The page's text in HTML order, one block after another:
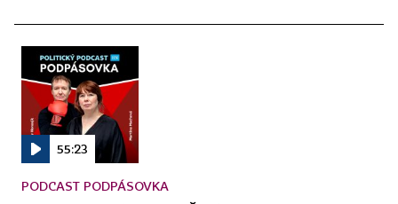
55:23
PODCAST PODPÁSOVKA